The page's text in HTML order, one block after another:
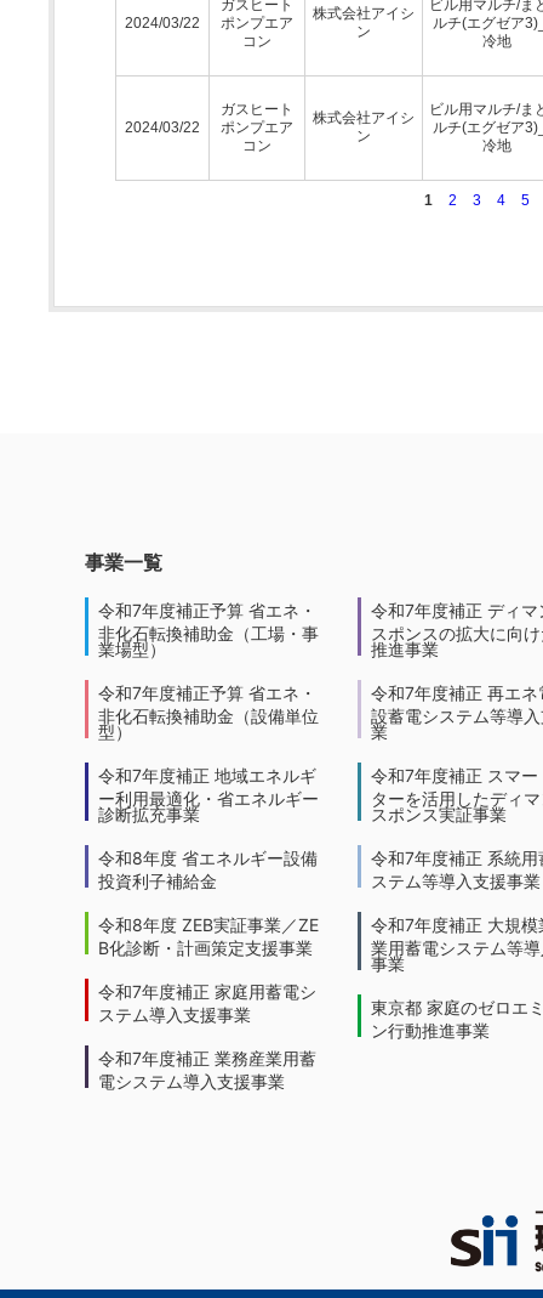
2024/03/22
ガスヒート
ポンプエア
コン
株式会社アイシ
ン
ビル用マルチ/ま
ルチ(エグゼア
冷地
2024/03/22
ガスヒート
ポンプエア
コン
株式会社アイシ
ン
ビル用マルチ/ま
ルチ(エグゼア
冷地
1 2 3 4 5
事業一覧
令和7年度補正予算 省エネ・
非化石転換補助金（工場・事
業場型）
令和7年度補正予算 省エネ・
非化石転換補助金（設備単位
型）
令和7年度補正 地域エネルギ
ー利用最適化・省エネルギー
診断拡充事業
令和8年度 省エネルギー設備
投資利子補給金
令和8年度 ZEB実証事業／ZE
B化診断・計画策定支援事業
令和7年度補正 家庭用蓄電シ
ステム導入支援事業
令和7年度補正 業務産業用蓄
電システム導入支援事業
令和7年度補正 ディマ
スポンスの拡大に向
推進事業
令和7年度補正 再エネ
設蓄電システム等導
業
令和7年度補正 スマー
ターを活用したディ
スポンス実証事業
令和7年度補正 系統用
ステム等導入支援事業
令和7年度補正 大規模
業用蓄電システム等
事業
東京都 家庭のゼロエ
ン行動推進事業